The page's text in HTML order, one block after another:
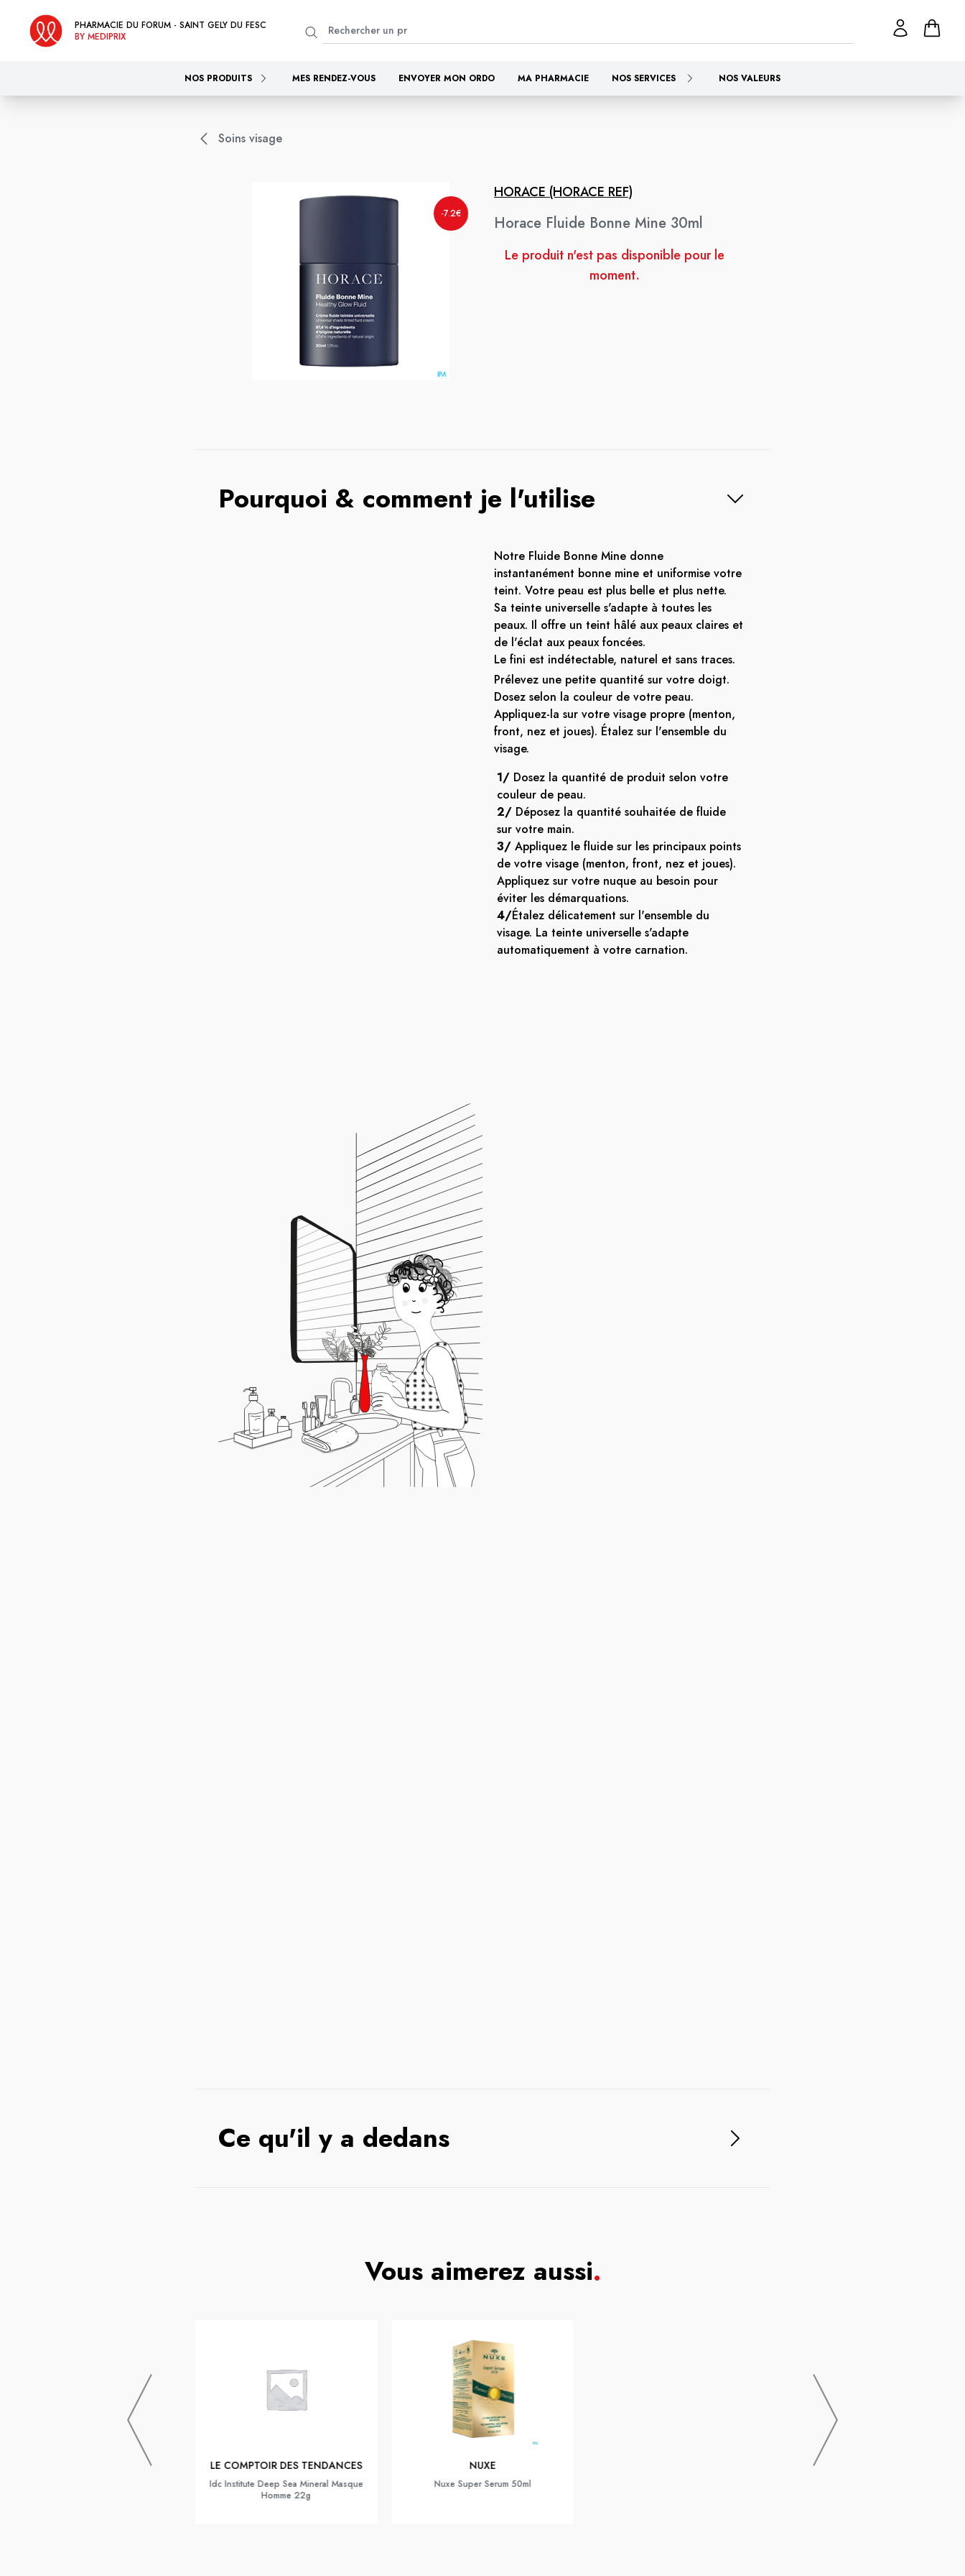
PHARMACIE DU FORUM - SAINT GELY DU FESC
BY MEDIPRIX
NOS PRODUITS MES RENDEZ-VOUS ENVOYER MON ORDO MA PHARMACIE NOS SERVICES NOS VALEURS
Soins visage
-7.2€
HORACE (HORACE REF)
Horace Fluide Bonne Mine 30ml
Le produit n'est pas disponible pour le
moment.
Pourquoi & comment je l'utilise
Notre Fluide Bonne Mine donne
instantanément bonne mine et uniformise votre
teint. Votre peau est plus belle et plus nette.
Sa teinte universelle s'adapte à toutes les
peaux. Il offre un teint hâlé aux peaux claires et
de l'éclat aux peaux foncées.
Le fini est indétectable, naturel et sans traces.
Prélevez une petite quantité sur votre doigt.
Dosez selon la couleur de votre peau.
Appliquez-la sur votre visage propre (menton,
front, nez et joues). Étalez sur l'ensemble du
visage.
1/ Dosez la quantité de produit selon votre
couleur de peau.
2/ Déposez la quantité souhaitée de fluide
sur votre main.
3/ Appliquez le fluide sur les principaux points
de votre visage (menton, front, nez et joues).
Appliquez sur votre nuque au besoin pour
éviter les démarquations.
4/Étalez délicatement sur l'ensemble du
visage. La teinte universelle s'adapte
automatiquement à votre carnation.
Ce qu'il y a dedans
Vous aimerez aussi.
LE COMPTOIR DES TENDANCES
Idc Institute Deep Sea Mineral Masque
Homme 22g
NUXE
Nuxe Super Serum 50ml